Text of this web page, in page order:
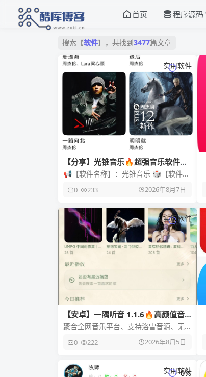
首页 程序源码
搜索【软件】，共找到3477篇文章
实用软件
【分享】光锥音乐🔥超强音乐软件🔥
解锁Pro
📢【软件名称】：光锥音乐 🎲【软件版
⚖️ 0 233 2026年8月7日
实用软件
【安卓】一隅听音 1.1.6🔥高颜值音
乐软件🔥聚合全网音乐
聚合全网音乐平台、支持洛雪音源、无
【应用名称】：一隅听音 🔔【应用
0 222 2026年8月5日
实用软件